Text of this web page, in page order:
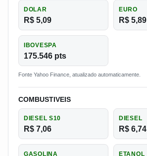
DOLAR
R$ 5,09
EURO
R$ 5,89
IBOVESPA
175.546 pts
Fonte Yahoo Finance, atualizado automaticamente.
COMBUSTIVEIS
DIESEL S10
R$ 7,06
DIESEL
R$ 6,74
GASOLINA ETANOL